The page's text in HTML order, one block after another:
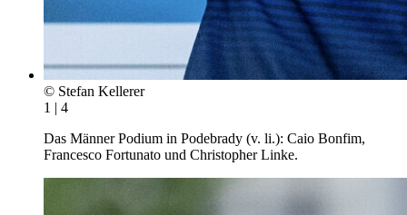
© Stefan Kellerer
1 | 4
Das Männer Podium in Podebrady (v. li.): Caio Bonfim,
Francesco Fortunato und Christopher Linke.